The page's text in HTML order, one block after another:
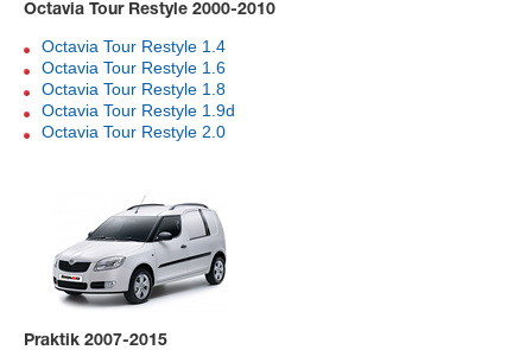
Octavia Tour Restyle 2000-2010
Octavia Tour Restyle 1.4
Octavia Tour Restyle 1.6
Octavia Tour Restyle 1.8
Octavia Tour Restyle 1.9d
Octavia Tour Restyle 2.0
Praktik 2007-2015